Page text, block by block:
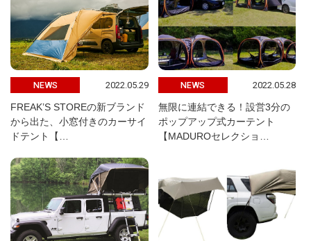
NEWS 2022.05.29
FREAK’S STOREの新ブランド
から出た、小窓付きのカーサイ
ドテント【…
NEWS 2022.05.28
無限に連結できる！設営3分の
ポップアップ式カーテント
【MADUROセレクショ…